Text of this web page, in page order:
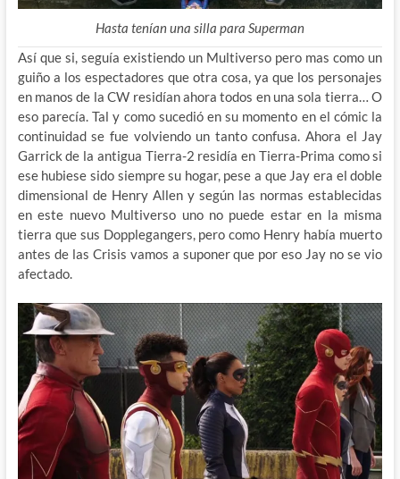
Hasta tenían una silla para Superman
Así que si, seguía existiendo un Multiverso pero mas como un
guiño a los espectadores que otra cosa, ya que los personajes
en manos de la CW residían ahora todos en una sola tierra… O
eso parecía. Tal y como sucedió en su momento en el cómic la
continuidad se fue volviendo un tanto confusa. Ahora el Jay
Garrick de la antigua Tierra-2 residía en Tierra-Prima como si
ese hubiese sido siempre su hogar, pese a que Jay era el doble
dimensional de Henry Allen y según las normas establecidas
en este nuevo Multiverso uno no puede estar en la misma
tierra que sus Dopplegangers, pero como Henry había muerto
antes de las Crisis vamos a suponer que por eso Jay no se vio
afectado.